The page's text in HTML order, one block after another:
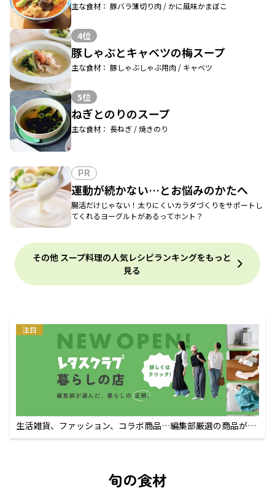
主な食材： 豚バラ薄切り肉 / かに風味かまぼこ
4位
豚しゃぶとキャベツの梅スープ
主な食材： 豚しゃぶしゃぶ用肉 / キャベツ
5位
ねぎとのりのスープ
主な食材： 長ねぎ / 焼きのり
PR
運動が続かない…とお悩みのかたへ
腸活だけじゃない！太りにくいカラダづくりをサポートし
てくれるヨーグルトがあるってホント？
その他 スープ料理の人気レシピランキングをもっと
見る
注目
生活雑貨、ファッション、コラボ商品…編集部厳選の商品が買
えるECサイト
旬の食材